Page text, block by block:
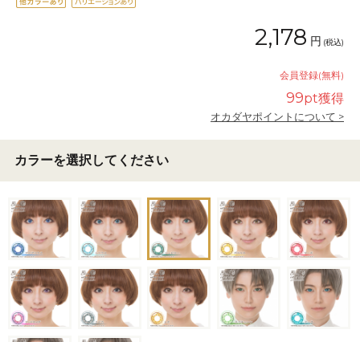
2,178 円 (税込)
会員登録(無料)
99pt獲得
オカダヤポイントについて >
カラーを選択してください